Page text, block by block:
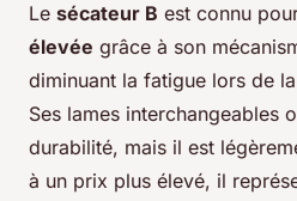
Le sécateur B est connu
élevée grâce à son
diminuant la fatigue lors de
Ses lames interchangeables
durabilité, mais il est
à un prix plus élevé, il